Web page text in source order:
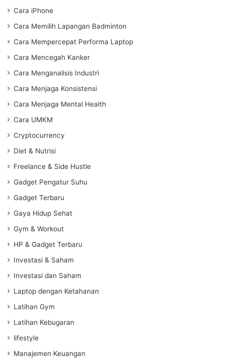
Cara iPhone
Cara Memilih Lapangan Badminton
Cara Mempercepat Performa Laptop
Cara Mencegah Kanker
Cara Menganalisis Industri
Cara Menjaga Konsistensi
Cara Menjaga Mental Health
Cara UMKM
Cryptocurrency
Diet & Nutrisi
Freelance & Side Hustle
Gadget Pengatur Suhu
Gadget Terbaru
Gaya Hidup Sehat
Gym & Workout
HP & Gadget Terbaru
Investasi & Saham
Investasi dan Saham
Laptop dengan Ketahanan
Latihan Gym
Latihan Kebugaran
lifestyle
Manajemen Keuangan